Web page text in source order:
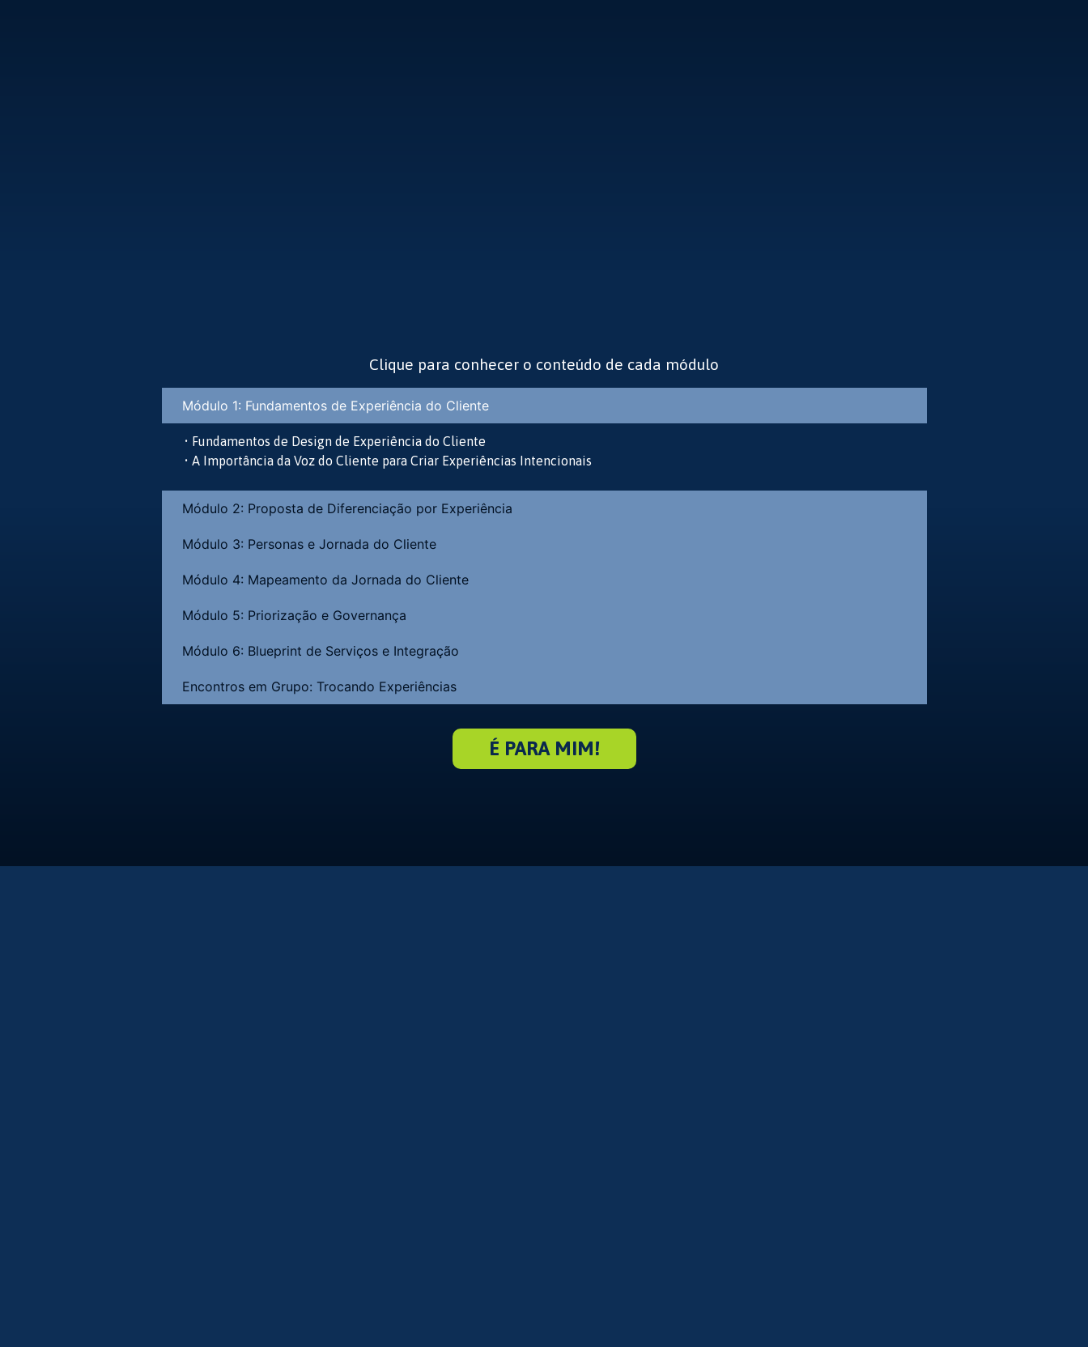
Clique para conhecer o conteúdo de cada módulo
Módulo 1: Fundamentos de Experiência do Cliente
• Fundamentos de Design de Experiência do Cliente
• A Importância da Voz do Cliente para Criar Experiências Intencionais
Módulo 2: Proposta de Diferenciação por Experiência
Módulo 3: Personas e Jornada do Cliente
Módulo 4: Mapeamento da Jornada do Cliente
Módulo 5: Priorização e Governança
Módulo 6: Blueprint de Serviços e Integração
Encontros em Grupo: Trocando Experiências
É PARA MIM!